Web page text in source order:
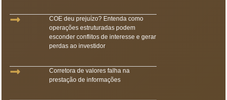
COE deu prejuízo? Entenda como
operações estruturadas podem
esconder conflitos de interesse e gerar
perdas ao investidor
Corretora de valores falha na
prestação de informações